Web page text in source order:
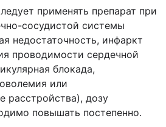
применять препарат при
сосудистой системы
недостаточность, инфаркт
проводимости сердечной
блокада,
или
расстройства), дозу
повышать постепенно.